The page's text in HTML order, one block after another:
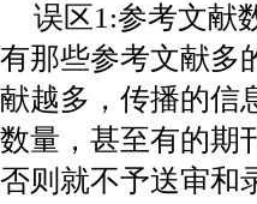
误区1:参考文献
有那些参考文献多
献越多，传播的信
数量，甚至有的期
否则就不予送审和